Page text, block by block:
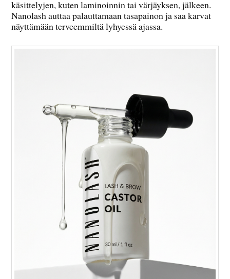
käsittelyjen, kuten laminoinnin tai värjäyksen, jälkeen.
Nanolash auttaa palauttamaan tasapainon ja saa karvat
näyttämään terveemmiltä lyhyessä ajassa.